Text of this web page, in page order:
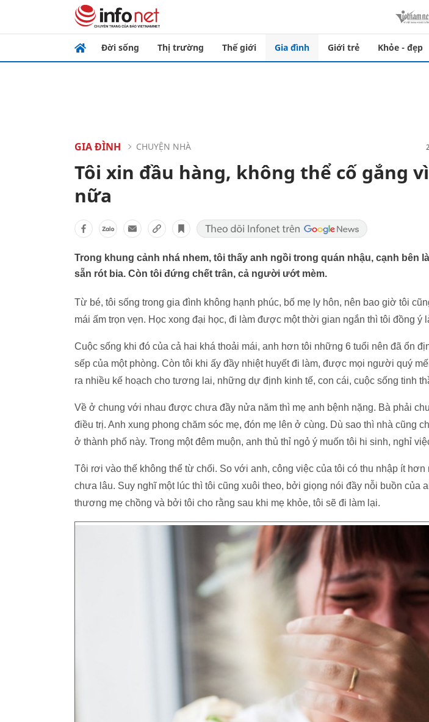
Đời sống Thị trường Thế giới Gia đình Giới trẻ Khỏe - đẹp
GIA ĐÌNH CHUYỆN NHÀ
Tôi xin đầu hàng, không thể cố gắng
nữa
Trong khung cảnh nhá nhem, tôi thấy anh ngồi trong quán nhậu, cạnh bên
sẵn rót bia. Còn tôi đứng chết trân, cả người ướt mèm.
Từ bé, tôi sống trong gia đình không hạnh phúc, bố mẹ ly hôn, nên bao giờ tôi
mái ấm trọn vẹn. Học xong đại học, đi làm được một thời gian ngắn thì tôi đồng ý
Cuộc sống khi đó của cả hai khá thoải mái, anh hơn tôi những 6 tuổi nên đã ổn
sếp của một phòng. Còn tôi khi ấy đầy nhiệt huyết đi làm, được mọi người quý
ra nhiều kế hoạch cho tương lai, những dự định kinh tế, con cái, cuộc sống tinh
Về ở chung với nhau được chưa đầy nửa năm thì mẹ anh bệnh nặng. Bà phải
điều trị. Anh xung phong chăm sóc mẹ, đón mẹ lên ở cùng. Dù sao thì nhà cũng
ở thành phố này. Trong một đêm muộn, anh thủ thỉ ngỏ ý muốn tôi hi sinh, nghỉ
Tôi rơi vào thế không thể từ chối. So với anh, công việc của tôi có thu nhập ít
chưa lâu. Suy nghĩ một lúc thì tôi cũng xuôi theo, bởi giọng nói đầy nỗi buồn của
thương mẹ chồng và bởi tôi cho rằng sau khi mẹ khỏe, tôi sẽ đi làm lại.